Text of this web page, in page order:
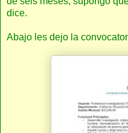
dice.
Abajo les dejo la